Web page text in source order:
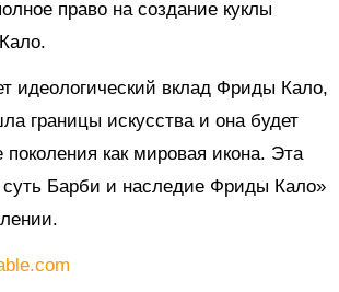
право на создание куклы
идеологический вклад Фриды Кало,
границы искусства и она будет
поколения как мировая икона. Эта
суть Барби и наследие Фриды Кало»